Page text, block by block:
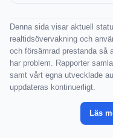
Denna sida visar aktuell
realtidsövervakning och
och försämrad prestanda så
har problem. Rapporter
samt vårt egna utvecklade
uppdateras kontinuerligt.
Läs